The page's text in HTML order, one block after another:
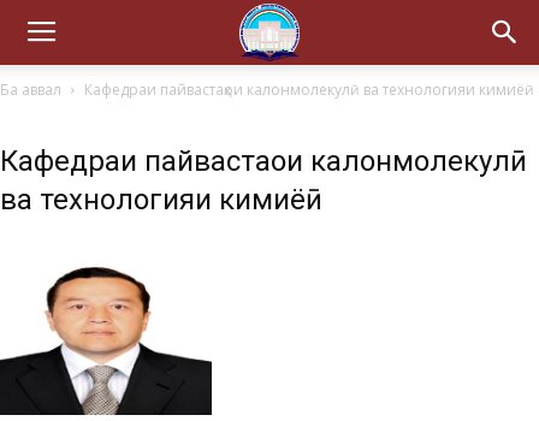
Ба аввал Кафедраи пайвастаҳои калонмолекулӣ ва технологияи кимиёӣ
Кафедраи пайвастаҳои калонмолекулӣ
ва технологияи кимиёӣ